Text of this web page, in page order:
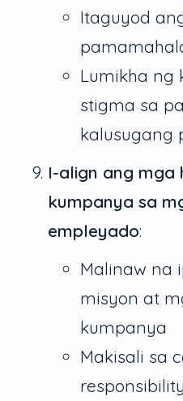
Itaguyod
Lumikha ng
stigma sa
kalusugang
I-align ang mga
kumpanya sa
empleyado:
Malinaw na
misyon at
kumpanya
Makisali sa